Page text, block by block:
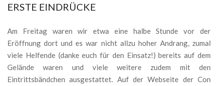
ERSTE EINDRÜCKE
Am Freitag waren wir etwa eine halbe Stunde vor der
Eröffnung dort und es war nicht allzu hoher Andrang, zumal
viele Helfende (danke euch für den Einsatz!) bereits auf dem
Gelände waren und viele weitere zudem mit den
Eintrittsbändchen ausgestattet. Auf der Webseite der Con